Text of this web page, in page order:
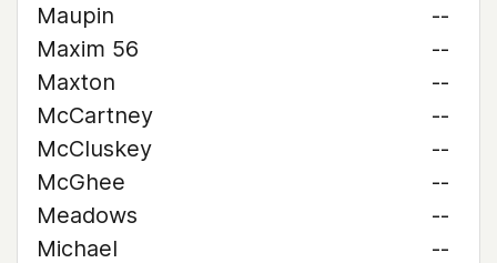
Maupin
--
Maxim 56
--
Maxton
--
McCartney
--
McCluskey
--
McGhee
--
Meadows
--
Michael
--